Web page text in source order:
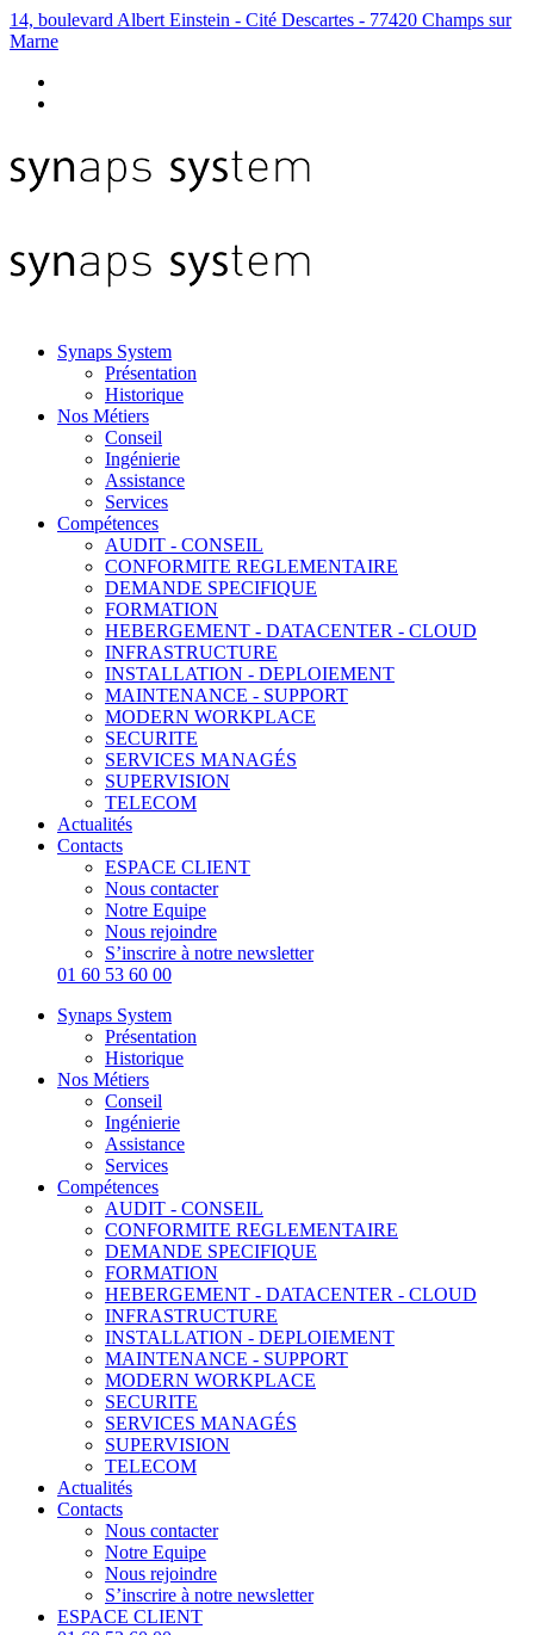
14, boulevard Albert Einstein - Cité Descartes - 77420 Champs sur
Marne
Synaps System
Présentation
Historique
Nos Métiers
Conseil
Ingénierie
Assistance
Services
Compétences
AUDIT - CONSEIL
CONFORMITE REGLEMENTAIRE
DEMANDE SPECIFIQUE
FORMATION
HEBERGEMENT - DATACENTER - CLOUD
INFRASTRUCTURE
INSTALLATION - DEPLOIEMENT
MAINTENANCE - SUPPORT
MODERN WORKPLACE
SECURITE
SERVICES MANAGÉS
SUPERVISION
TELECOM
Actualités
Contacts
ESPACE CLIENT
Nous contacter
Notre Equipe
Nous rejoindre
S’inscrire à notre newsletter
01 60 53 60 00
Synaps System
Présentation
Historique
Nos Métiers
Conseil
Ingénierie
Assistance
Services
Compétences
AUDIT - CONSEIL
CONFORMITE REGLEMENTAIRE
DEMANDE SPECIFIQUE
FORMATION
HEBERGEMENT - DATACENTER - CLOUD
INFRASTRUCTURE
INSTALLATION - DEPLOIEMENT
MAINTENANCE - SUPPORT
MODERN WORKPLACE
SECURITE
SERVICES MANAGÉS
SUPERVISION
TELECOM
Actualités
Contacts
Nous contacter
Notre Equipe
Nous rejoindre
S’inscrire à notre newsletter
ESPACE CLIENT